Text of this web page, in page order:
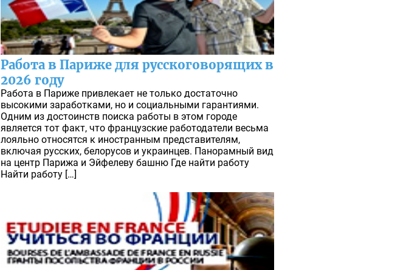
Работа в Париже для русскоговорящих в
2026 году
Работа в Париже привлекает не только достаточно
высокими заработками, но и социальными гарантиями.
Одним из достоинств поиска работы в этом городе
является тот факт, что французские работодатели весьма
лояльно относятся к иностранным представителям,
включая русских, белорусов и украинцев. Панорамный вид
на центр Парижа и Эйфелеву башню Где найти работу
Найти работу […]